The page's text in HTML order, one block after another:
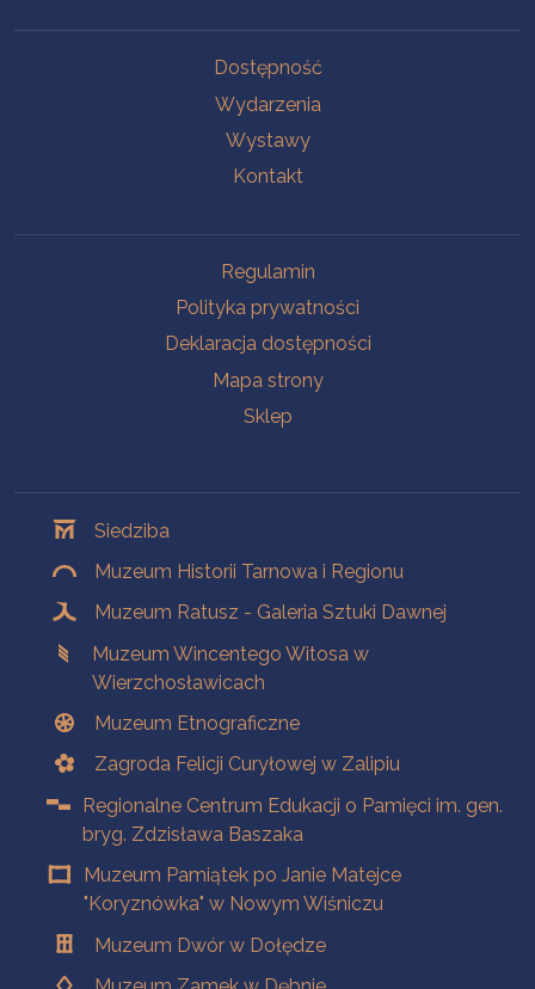
Dostępność
Wydarzenia
Wystawy
Kontakt
Regulamin
Polityka prywatności
Deklaracja dostępności
Mapa strony
Sklep
Siedziba
Muzeum Historii Tarnowa i Regionu
Muzeum Ratusz - Galeria Sztuki Dawnej
Muzeum Wincentego Witosa w
Wierzchosławicach
Muzeum Etnograficzne
Zagroda Felicji Curyłowej w Zalipiu
Regionalne Centrum Edukacji o Pamięci im. gen.
bryg. Zdzisława Baszaka
Muzeum Pamiątek po Janie Matejce
"Koryznówka" w Nowym Wiśniczu
Muzeum Dwór w Dołędze